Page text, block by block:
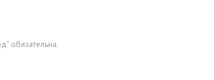
обязательна.